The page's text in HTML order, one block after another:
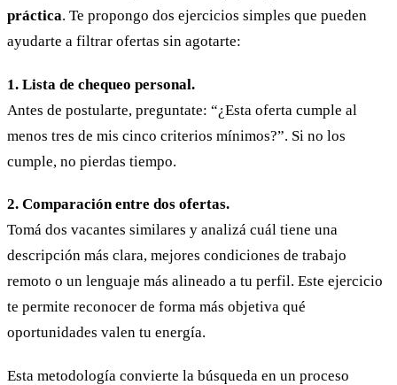
práctica. Te propongo dos ejercicios simples que pueden
ayudarte a filtrar ofertas sin agotarte:
1. Lista de chequeo personal.
Antes de postularte, preguntate: “¿Esta oferta cumple al
menos tres de mis cinco criterios mínimos?”. Si no los
cumple, no pierdas tiempo.
2. Comparación entre dos ofertas.
Tomá dos vacantes similares y analizá cuál tiene una
descripción más clara, mejores condiciones de trabajo
remoto o un lenguaje más alineado a tu perfil. Este ejercicio
te permite reconocer de forma más objetiva qué
oportunidades valen tu energía.
Esta metodología convierte la búsqueda en un proceso